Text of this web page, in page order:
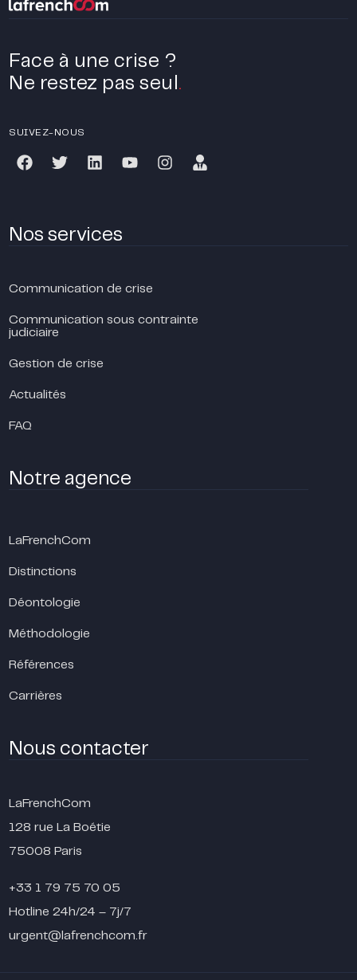
Face à une crise ?
Ne restez pas seul .
SUIVEZ-NOUS
Nos services
Communication de crise
Communication sous contrainte
judiciaire
Gestion de crise
Actualités
FAQ
Notre agence
LaFrenchCom
Distinctions
Déontologie
Méthodologie
Références
Carrières
Nous contacter
LaFrenchCom
128 rue La Boétie
75008 Paris
+33 1 79 75 70 05
Hotline 24h/24 – 7j/7
urgent@lafrenchcom.fr